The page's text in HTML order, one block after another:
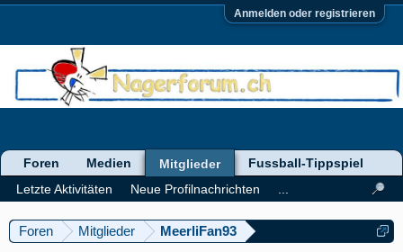
Anmelden oder registrieren
Foren Mitglieder MeerliFan93
Foren Medien
Mitglieder
Letzte Aktivitäten
Neue Profilnachrichten
Fussball-Tippspiel